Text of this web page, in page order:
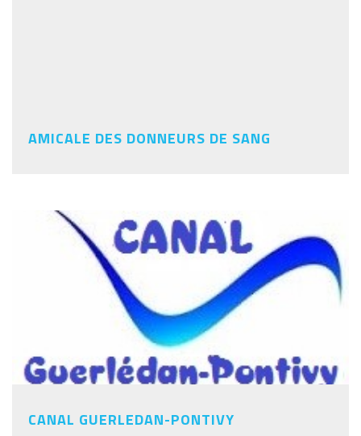
AMICALE DES DONNEURS DE SANG
CANAL GUERLEDAN-PONTIVY